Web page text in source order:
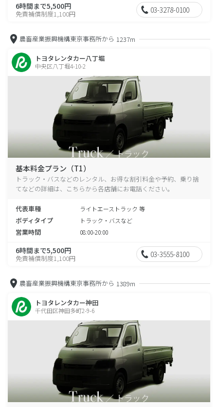
6時間まで5,500円
免責補償制度1,100円 03-3278-0100
農畜産業振興機構東京事務所から 1237m
トヨタレンタカー八丁堀
中央区八丁堀4-10-2
基本料金プラン（T1）
トラック・バスなどのレンタル、お得な割引料金や予約、乗り捨
てなどの詳細は、こちらから各店舗にお電話ください。
代表車種 ライトエーストラック 等
ボディタイプ トラック・バスなど
営業時間 08:00-20:00
6時間まで5,500円
免責補償制度1,100円 03-3555-8100
農畜産業振興機構東京事務所から 1389m
トヨタレンタカー神田
千代田区神田多町2-9-6